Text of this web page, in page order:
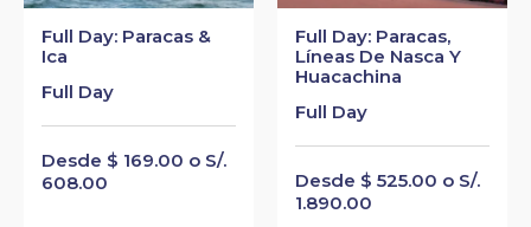
Full Day: Paracas &
Ica
Full Day
Desde $ 169.00 o S/.
608.00
Full Day: Paracas,
Líneas De Nasca Y
Huacachina
Full Day
Desde $ 525.00 o S/.
1.890.00